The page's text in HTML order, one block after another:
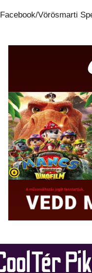
Facebook/Vörösmarti